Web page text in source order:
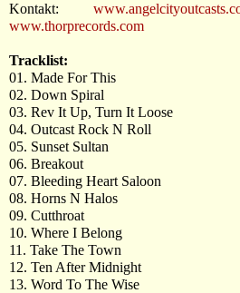
Kontakt:
www.thorprecords.com
Tracklist:
01. Made For This
02. Down Spiral
03. Rev It Up, Turn It Loose
04. Outcast Rock N Roll
05. Sunset Sultan
06. Breakout
07. Bleeding Heart Saloon
08. Horns N Halos
09. Cutthroat
10. Where I Belong
11. Take The Town
12. Ten After Midnight
13. Word To The Wise